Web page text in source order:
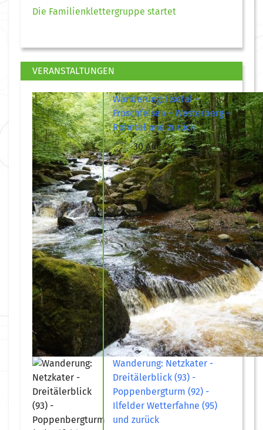
Die Familienklettergruppe startet
VERANSTALTUNGEN
Wanderung: Ilsetal –
Froschfelsen – Westerberg –
Rohntal und zurück
30 Aug. 26
Wanderung: Netzkater -
Dreitälerblick (93) -
Poppenbergturm (92) -
Ilfelder Wetterfahne (95)
und zurück